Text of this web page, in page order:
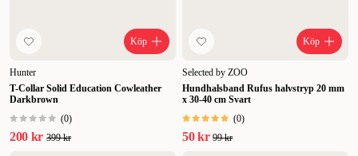
Köp
Hunter
T-Collar Solid Education Cowleather
Darkbrown
(0)
200 kr 399 kr
Köp
Selected by ZOO
Hundhalsband Rufus halvstryp 20 mm
x 30-40 cm Svart
(0)
50 kr 99 kr